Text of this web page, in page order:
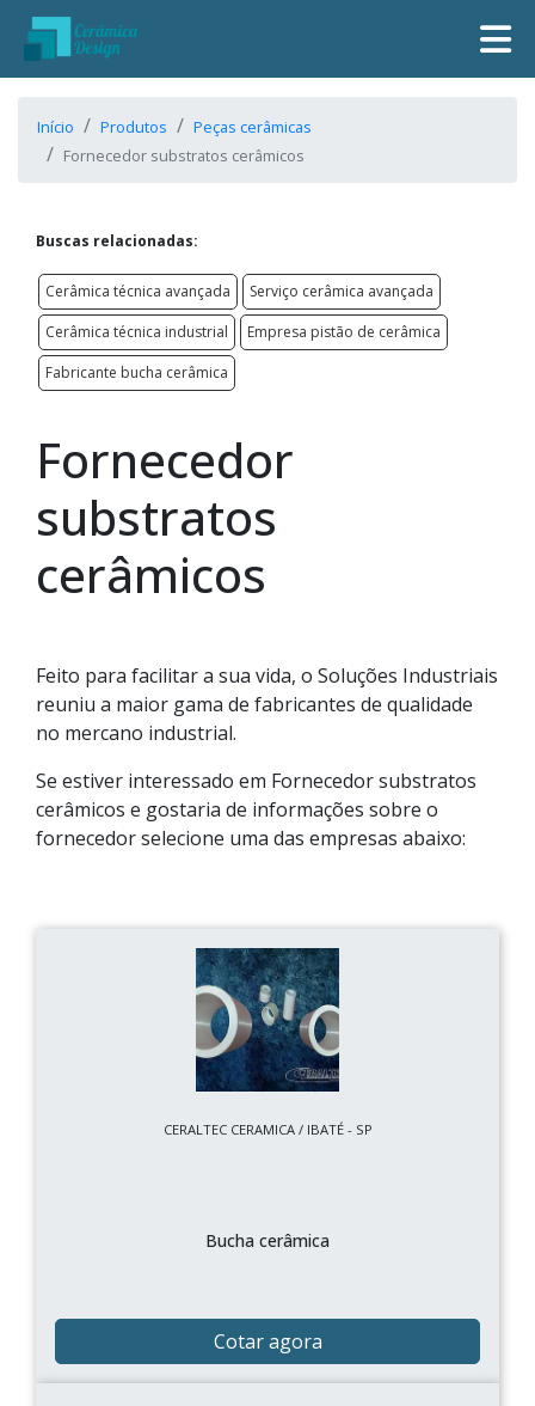
Início Produtos
Peças cerâmicas
Fornecedor substratos cerâmicos
Buscas relacionadas:
Cerâmica técnica avançada
Serviço cerâmica avançada
Cerâmica técnica industrial
Empresa pistão de cerâmica
Fabricante bucha cerâmica
Fornecedor
substratos
cerâmicos
Feito para facilitar a sua vida, o Soluções Industriais
reuniu a maior gama de fabricantes de qualidade
no mercano industrial.
Se estiver interessado em Fornecedor substratos
cerâmicos e gostaria de informações sobre o
fornecedor selecione uma das empresas abaixo:
CERALTEC CERAMICA / IBATÉ - SP
Bucha cerâmica
Cotar agora